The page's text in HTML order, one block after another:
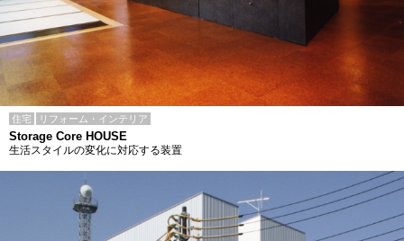
住宅 リフォーム・インテリア
Storage Core HOUSE
生活スタイルの変化に対応する装置